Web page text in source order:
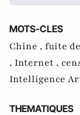
MOTS-CLES
Chine , fuite
, Internet ,
Intelligence
THEMATIQUES